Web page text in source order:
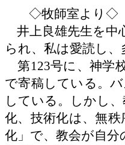
◇牧師室よ り◇
井上良雄先生を中
られ、私は愛読し、
第123号に、神学
で寄稿している。
している。しかし
化、技術化は、無
化」で、教会が自